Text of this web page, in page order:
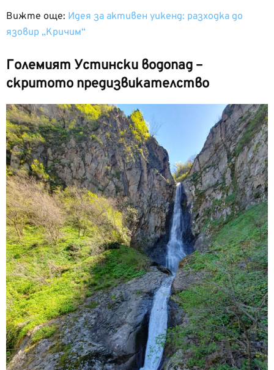
Вижте още: Идея за активен уикенд: разходка до
язовир „Кричим“
Големият Устински водопад –
скритото предизвикателство